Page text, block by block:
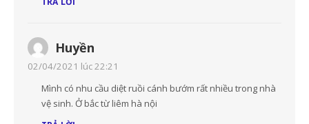
Huyền
02/04/2021 lúc 22:21
Mình có nhu cầu diệt ruồi cánh bướm rất nhiều trong nhà
vệ sinh. Ở bắc từ liêm hà nội